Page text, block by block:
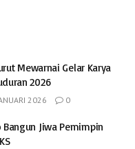
Mewarnai Gelar Karya
2026
2026 0
Bangun Jiwa Pemimpin